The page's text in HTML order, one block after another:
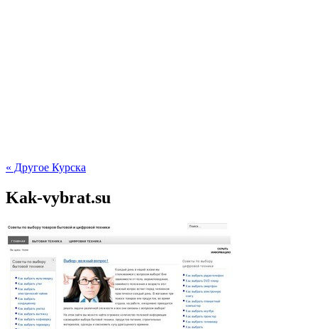
« Другое Курска
Kak-vybrat.su